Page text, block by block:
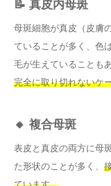
📝 真皮内母斑
母斑細胞が真皮（皮膚
ていることが多く、色
毛が生えていることも
完全に取り切れないケ
🔸 複合母斑
表皮と真皮の両方に母
た形状のことが多く、